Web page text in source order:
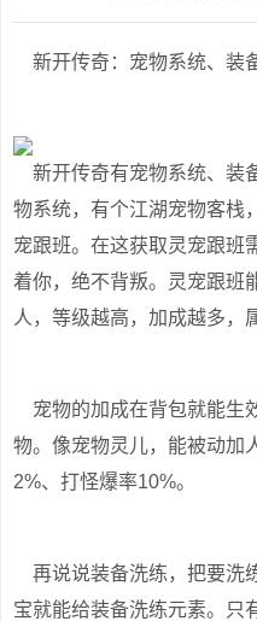
新开传奇：宠物系统、装
新开传奇有宠物系统、装
物系统，有个江湖宠物客栈
宠跟班。在这获取灵宠跟班
着你，绝不背叛。灵宠跟班
人，等级越高，加成越多，
宠物的加成在背包就能生
物。像宠物灵儿，能被动加
2%、打怪爆率10%。
再说说装备洗练，把要洗
宝就能给装备洗练元素。只